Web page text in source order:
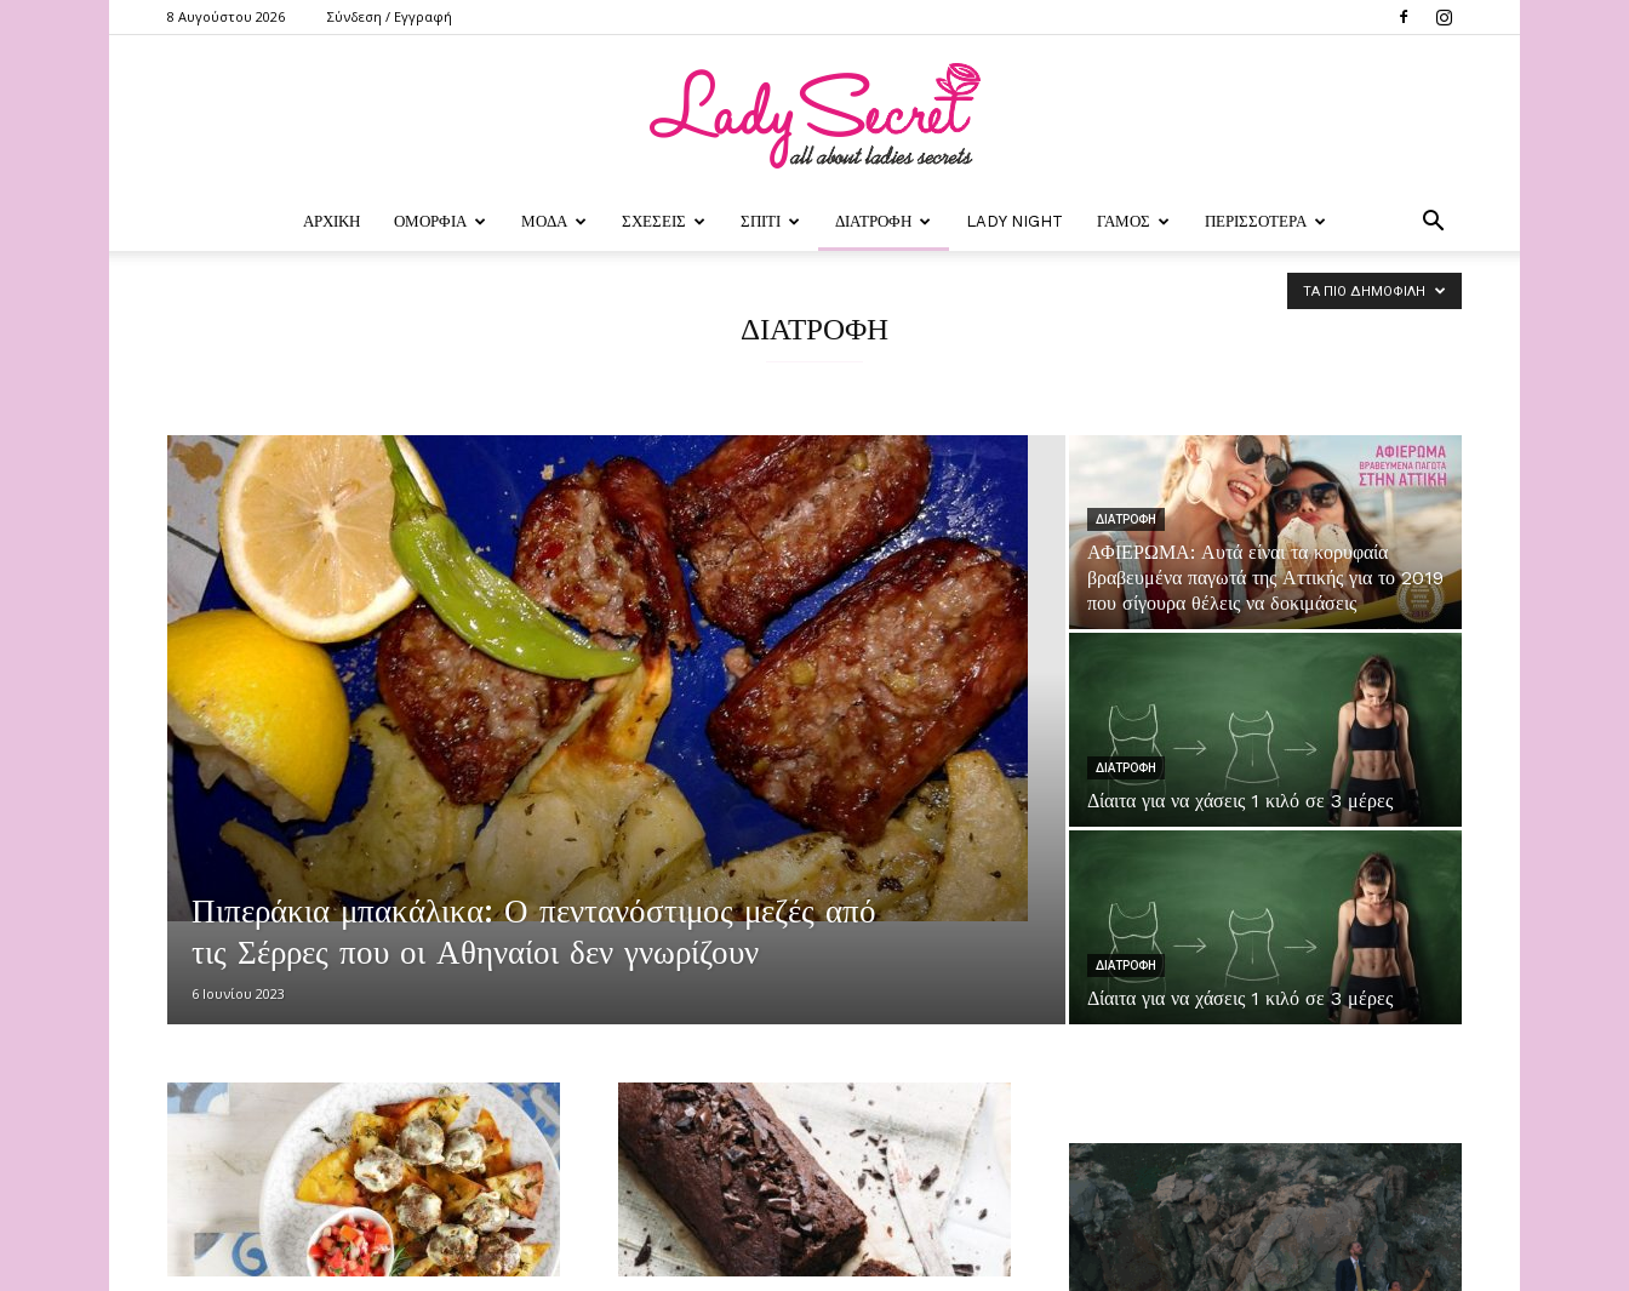
8 Αυγούστου 2026 Σύνδεση / Εγγραφή
Lady
ΑΡΧΙΚΗ ΟΜΟΡΦΙΑ ΜΟΔΑ ΣΧΕΣΕΙΣ ΣΠΙΤΙ ΔΙΑΤΡΟΦΗ LADY NIGHT ΓΑΜΟΣ ΠΕΡΙΣΣΟΤΕΡΑ
ΔΙΑΤΡΟΦΗ
ΤΑ ΠΙΟ ΔΗΜΟΦΙΛΗ
Πιπεράκια μπακάλικα: Ο πεντανόστιμος μεζές από
τις Σέρρες που οι Αθηναίοι δεν γνωρίζουν
6 Ιουνίου 2023
ΔΙΑΤΡΟΦΗ
ΑΦΙΕΡΩΜΑ: Αυτά είναι τα κορυφαία
βραβευμένα παγωτά της Αττικής για το 2019
που σίγουρα θέλεις να δοκιμάσεις
ΔΙΑΤΡΟΦΗ
Δίαιτα για να χάσεις 1 κιλό σε 3 μέρες
ΔΙΑΤΡΟΦΗ
Δίαιτα για να χάσεις 1 κιλό σε 3 μέρες